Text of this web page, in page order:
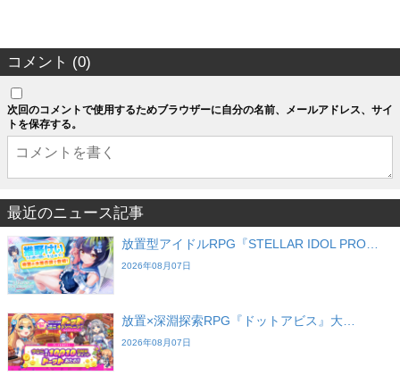
コメント (0)
次回のコメントで使用するためブラウザーに自分の名前、メールアドレス、サイ
トを保存する。
最近のニュース記事
放置型アイドルRPG『STELLAR IDOL PRO…
2026年08月07日
放置×深淵探索RPG『ドットアビス』大…
2026年08月07日